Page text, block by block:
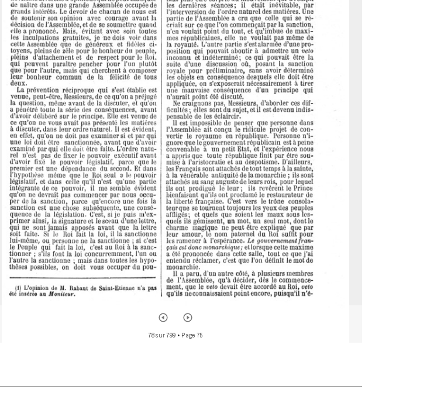
78 sur 799 • Page 75